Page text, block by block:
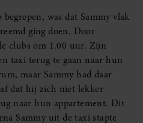
was dat Sammy vlak
ging doen. Door
clubs om 1.00 uur. Zijn
taxi terug te gaan naar hun
maar Sammy had daar
dat hij zich niet lekker
naar hun appartement. Dit
Sammy uit de taxi stapte